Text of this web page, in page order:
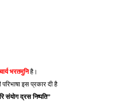
भरतमुनि है।
इस प्रकार दी है
संयोग द्रस निष्पति”